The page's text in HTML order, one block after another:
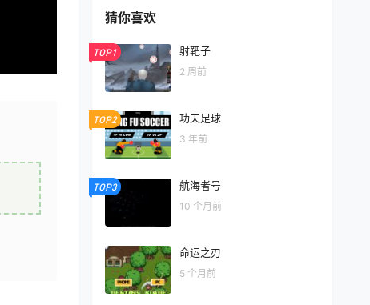
猜你喜欢
TOP1 射靶子
2 周前
TOP2 功夫足球
3 年前
TOP3 航海者号
10 个月前
命运之刃
5 个月前